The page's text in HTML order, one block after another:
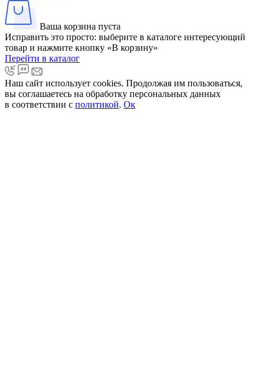
Ваша корзина пуста
Исправить это просто: выберите в каталоге интересующий
товар и нажмите кнопку «В корзину»
Перейти в каталог
Наш сайт использует cookies. Продолжая им пользоваться,
вы соглашаетесь на обработку персональных данных
в соответствии с политикой. Ок